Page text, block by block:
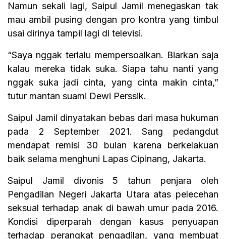
Namun sekali lagi, Saipul Jamil menegaskan tak
mau ambil pusing dengan pro kontra yang timbul
usai dirinya tampil lagi di televisi.
“Saya nggak terlalu mempersoalkan. Biarkan saja
kalau mereka tidak suka. Siapa tahu nanti yang
nggak suka jadi cinta, yang cinta makin cinta,”
tutur mantan suami Dewi Perssik.
Saipul Jamil dinyatakan bebas dari masa hukuman
pada 2 September 2021. Sang pedangdut
mendapat remisi 30 bulan karena berkelakuan
baik selama menghuni Lapas Cipinang, Jakarta.
Saipul Jamil divonis 5 tahun penjara oleh
Pengadilan Negeri Jakarta Utara atas pelecehan
seksual terhadap anak di bawah umur pada 2016.
Kondisi diperparah dengan kasus penyuapan
terhadap perangkat pengadilan, yang membuat